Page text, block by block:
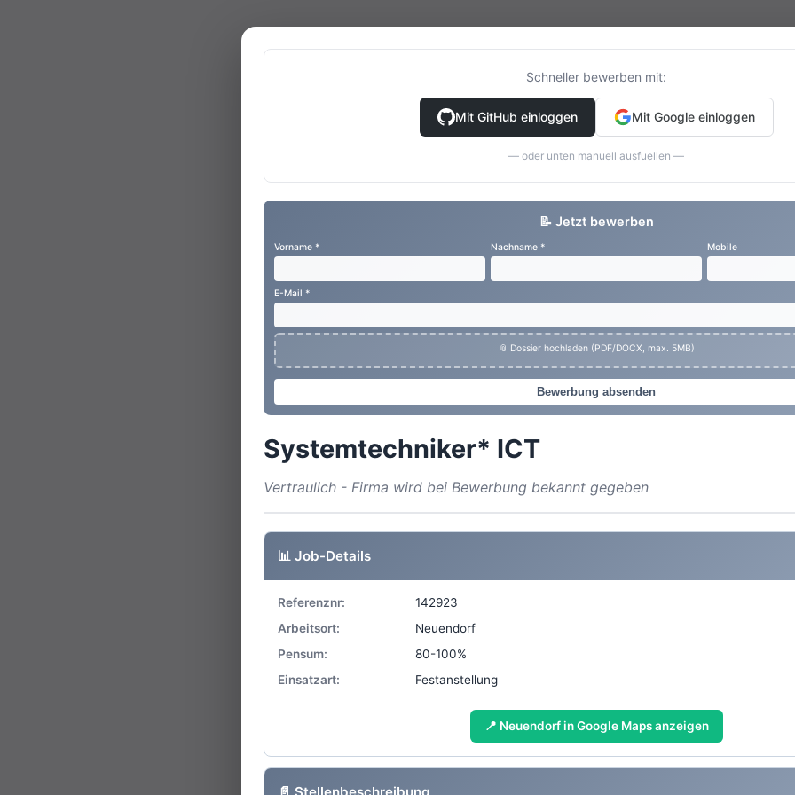
Schneller bewerben mit:
Mit GitHub einloggen Mit Google einloggen
— oder unten manuell ausfuellen —
📝 Jetzt bewerben
Vorname * Nachname * Mobile
E-Mail *
📎 Dossier hochladen (PDF/DOCX, max. 5MB)
Bewerbung absenden
Systemtechniker* ICT
Vertraulich - Firma wird bei Bewerbung bekannt gegeben
📊 Job-Details
Referenznr:
142923
Arbeitsort:
Neuendorf
Pensum:
80-100%
Einsatzart:
Festanstellung
📍 Neuendorf in Google Maps anzeigen